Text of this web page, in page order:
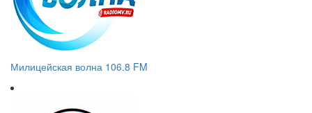
Милицейская волна 106.8 FM